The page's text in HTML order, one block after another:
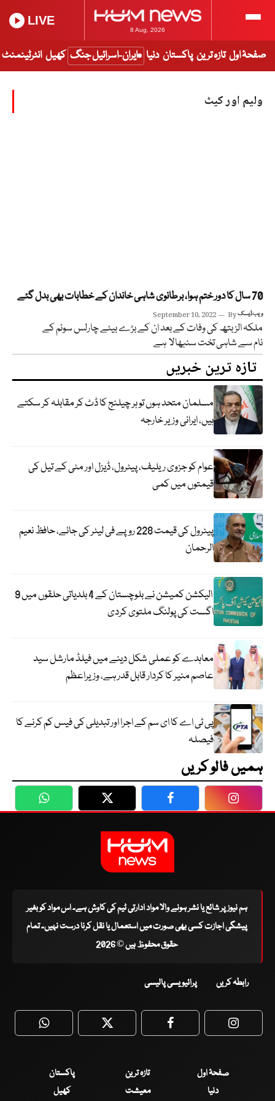
8 Aug, 2026
LIVE
صفحۂ اول تازہ ترین پاکستان دنیا ایران-اسرائیل جنگ کھیل انٹرٹینمنٹ
ولیم اور کیٹ
70 سال کا دور ختم ہوا، برطانوی شاہی خاندان کے خطابات بھی بدل گئے
September 10, 2022 Byویب ڈیسک
ملکہ الزبتھ کی وفات کے بعد ان کے بڑے بیٹے چارلس سوئم کے
نام سے شاہی تخت سنبھالا ہے
تازہ ترین خبریں
مسلمان متحد ہوں تو ہر چیلنج کا ڈٹ کر مقابلہ کر سکتے
ہیں، ایرانی وزیر خارجہ
عوام کو جزوی ریلیف، پیٹرول، ڈیزل اور مٹی کے تیل کی
قیمتوں میں کمی
پیٹرول کی قیمت 228 روپے فی لیٹر کی جائے، حافظ نعیم
الرحمان
الیکشن کمیشن نے بلوچستان کے 4 بلدیاتی حلقوں میں 9
اگست کی پولنگ ملتوی کردی
معاہدے کو عملی شکل دینے میں فیلڈ مارشل سید
عاصم منیر کا کردار قابل قدر ہے، وزیراعظم
پی ٹی اے کا ای سم کے اجرا اور تبدیلی کی فیس کم کرنے کا
فیصلہ
ہمیں فالو کریں
WhatsApp Twitter Facebook
ہم نیوز پر شائع یا نشر ہونے والا مواد ادارتی ٹیم کی کاوش ہے۔ اس مواد کو بغیر
پیشگی اجازت کسی بھی صورت میں استعمال یا نقل کرنا درست نہیں۔ تمام
حقوق محفوظ ہیں © 2026
رابطہ کریں پرائیویسی پالیسی
WhatsApp Twitter Facebook
صفحۂ اول تازہ ترین
پاکستان
دنیا
معیشت کھیل